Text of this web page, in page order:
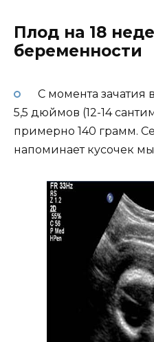
Плод на 18
беременности
С момента
5,5 дюймов (12-14
примерно 140 грамм.
напоминает кусочек